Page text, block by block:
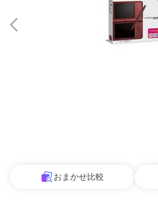
おまかせ比較